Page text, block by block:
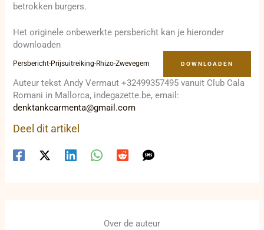
betrokken burgers.
Het originele onbewerkte persbericht kan je hieronder
downloaden
Persbericht-Prijsuitreiking-Rhizo-Zwevegem DOWNLOADEN
Auteur tekst Andy Vermaut +32499357495 vanuit Club Cala
Romani in Mallorca, indegazette.be, email:
denktankcarmenta@gmail.com
Deel dit artikel
Over de auteur